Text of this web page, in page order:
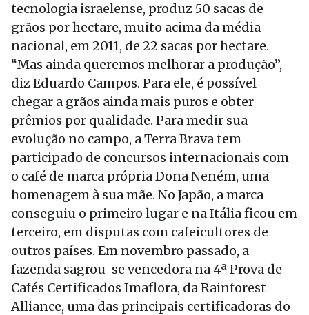
tecnologia israelense, produz 50 sacas de
grãos por hectare, muito acima da média
nacional, em 2011, de 22 sacas por hectare.
“Mas ainda queremos melhorar a produção”,
diz Eduardo Campos. Para ele, é possível
chegar a grãos ainda mais puros e obter
prêmios por qualidade. Para medir sua
evolução no campo, a Terra Brava tem
participado de concursos internacionais com
o café de marca própria Dona Neném, uma
homenagem à sua mãe. No Japão, a marca
conseguiu o primeiro lugar e na Itália ficou em
terceiro, em disputas com cafeicultores de
outros países. Em novembro passado, a
fazenda sagrou-se vencedora na 4ª Prova de
Cafés Certificados Imaflora, da Rainforest
Alliance, uma das principais certificadoras do